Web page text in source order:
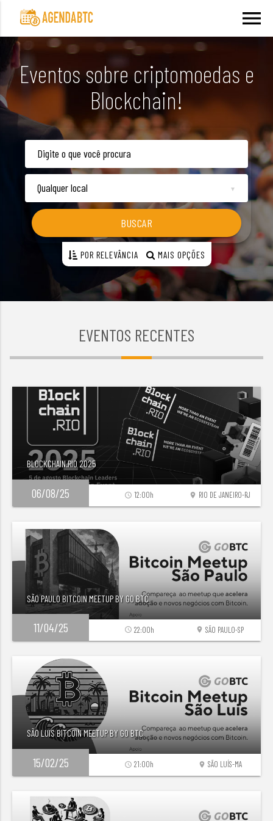
menu
Eventos sobre criptomoedas e
Blockchain!
▼
BUSCAR
POR RELEVÂNCIA MAIS OPÇÕES
EVENTOS RECENTES
BLOCKCHAIN.RIO 2025
06/08/25 location_on RIO DE JANEIRO-RJ
access_time 12:00h
SÃO PAULO BITCOIN MEETUP BY GO BTC
11/04/25 location_on SÃO PAULO-SP
access_time 22:00h
SÃO LUIS BITCOIN MEETUP BY GO BTC
15/02/25 location_on SÃO LUÍS-MA
access_time 21:00h